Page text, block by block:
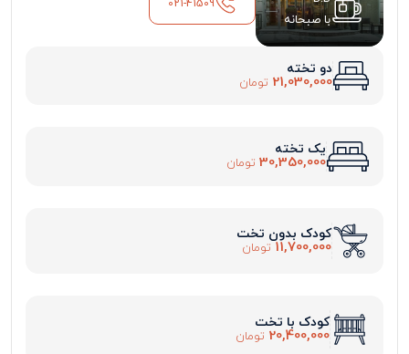
با صبحانه
021-41509
دو تخته
21,030,000 تومان
یک تخته
30,350,000 تومان
کودک بدون تخت
11,700,000 تومان
کودک با تخت
20,400,000 تومان